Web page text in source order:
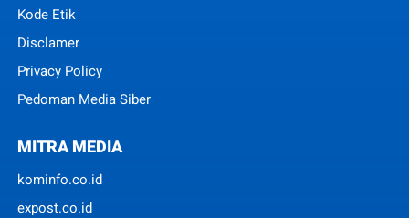
Kode Etik
Disclamer
Privacy Policy
Pedoman Media Siber
MITRA MEDIA
kominfo.co.id
expost.co.id